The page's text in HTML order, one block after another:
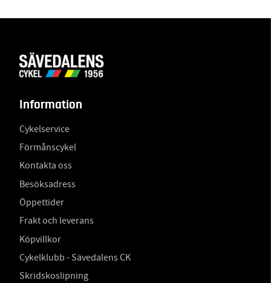
Information
Cykelservice
Förmånscykel
Kontakta oss
Besöksadress
Öppettider
Frakt och leverans
Köpvillkor
Cykelklubb - Sävedalens CK
Skridskoslipning